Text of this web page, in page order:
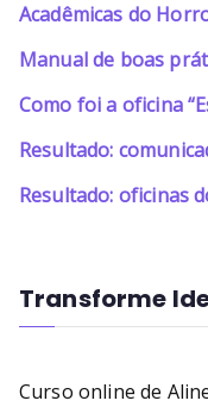
Acadêmicas do
Manual de boas
Como foi a oficina
Resultado:
Resultado: oficinas
Transforme
Curso online de